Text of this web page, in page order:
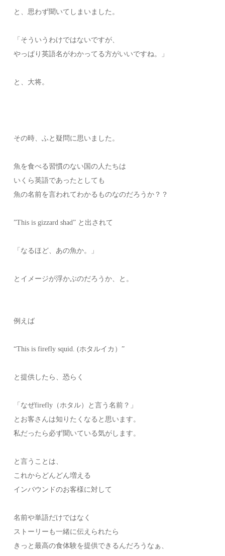
と、思わず聞いてしまいました。
「そういうわけではないですが、
やっぱり英語名がわかってる方がいいですね。」
と、大将。
その時、ふと疑問に思いました。
魚を食べる習慣のない国の人たちは
いくら英語であったとしても
魚の名前を言われてわかるものなのだろうか？？
”This is gizzard shad” と出されて
「なるほど、あの魚か。」
とイメージが浮かぶのだろうか、と。
例えば
“This is firefly squid. (ホタルイカ）”
と提供したら、恐らく
「なぜfirefly（ホタル）と言う名前？」
とお客さんは知りたくなると思います。
私だったら必ず聞いている気がします。
と言うことは、
これからどんどん増える
インバウンドのお客様に対して
名前や単語だけではなく
ストーリーも一緒に伝えられたら
きっと最高の食体験を提供できるんだろうなぁ、